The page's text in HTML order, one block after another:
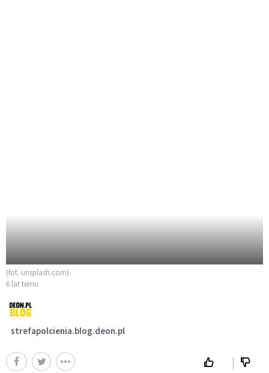
(fot. unsplash.com)
6 lat temu
strefapolcienia.blog.deon.pl